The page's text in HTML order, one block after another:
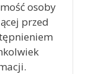
osoby
przed